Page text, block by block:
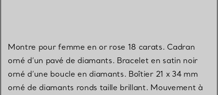
Montre pour femme en or rose 18 carats. Cadran
orné d’un pavé de diamants. Bracelet en satin noir
orné d’une boucle en diamants. Boîtier 21 x 34 mm
orné de diamants ronds taille brillant. Mouvement à